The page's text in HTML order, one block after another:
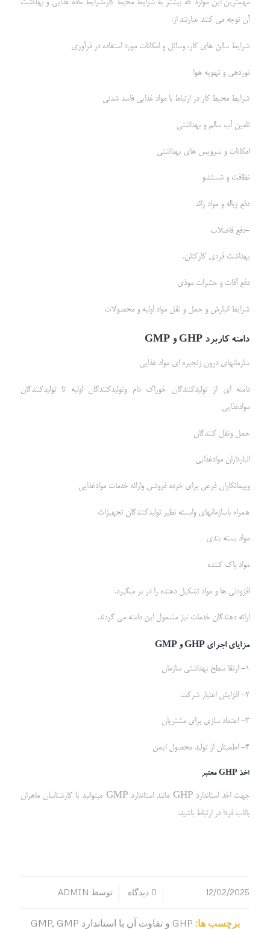
مهمترین این موارد که بیشتر به شرایط محیط کار،شرایط ماده غذایی و بهداشت
آن توجه می کنند عبارتند از:
شرایط سالن های کار، وسائل و امکانات مورد استفاده در فرآوری
نوردهی و تهویه هوا
شرایط محیط کار در ارتباط با مواد غذایی فاسد شدنی
تامین آب سالم و بهداشتی
امکانات و سرویس های بهداشتی
نظافت و شستشو
دفع زباله و مواد زائد
-دفع فاضلاب
بهداشت فردی کارکنان.
دفع آفات و حشرات موذی
شرایط انبارش و حمل و نقل مواد اولیه و محصولات
دامنه کاربرد GHP و GMP
سازمانهای درون زنجیره ای مواد غذایی
دامنه ای از تولیدکنندگان خوراک دام وتولیدکنندگان اولیه تا تولیدکنندگان
موادغذایی
حمل ونقل کنندگان
انبارداران موادغذایی
وپیمانکاران فرعی برای خرده فروشی وارائه خدمات موادغذایی
همراه باسازمانهای وابسته نظیر تولیدکنندگان تجهیزات
مواد بسته بندی
مواد پاک کننده
افزودنی ها و مواد تشکیل دهنده را در بر میگیرد.
ارائه دهندگان خدمات نیز مشمول این دامنه می گردند.
مزایای اجرای GHPو GMP
1- ارتقا سطح بهداشتی سازمان
2- افزایش اعتبار شرکت
3- اعتماد سازی برای مشتریان
4- اطمینان از تولید محصول ایمن
اخذ GHPمعتبر
جهت اخذ استاندارد GHP مانند استاندارد GMP میتوانید با کارشناسان ماهران
باتاب فردا در ارتباط باشید.
12/02/2025 0 دیدگاه/ توسط ADMIN
برچسب ها: GHP و تفاوت آن با استاندارد GMP , GMP